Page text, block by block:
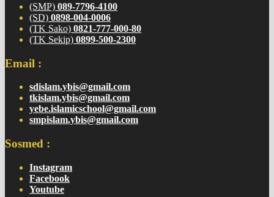
(SMP) 089-7796-4100
(SD) 0898-004-0006
(TK Sako) 0821-777-000-80
(TK Sekip) 0899-500-2300
Email :
sdislam.ybis@gmail.com
tkislam.ybis@gmail.com
yebe.islamicschool@gmail.com
smpislam.ybis@gmail.com
Sosmed :
Instagram
Facebook
Youtube